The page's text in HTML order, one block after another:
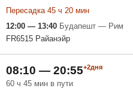
Пересадка 45 ч 20 мин
12:00 — 13:40 Будапешт — Рим
FR6515 Райанэйр
08:10 — 20:55+2дня
60 ч 45 мин в пути